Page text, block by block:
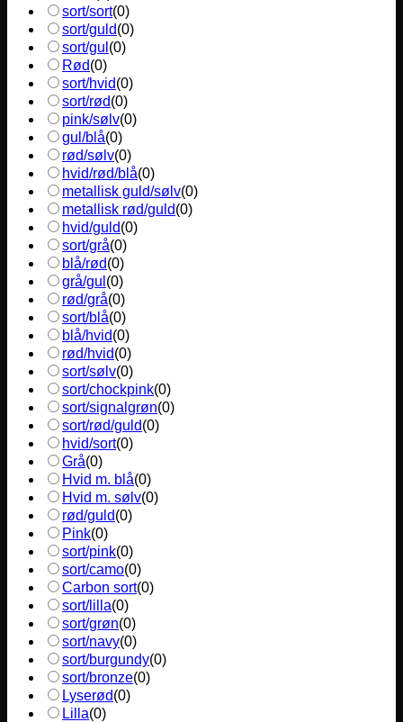
sort/sort(0)
sort/guld(0)
sort/gul (0)
Rød(0)
sort/hvid(0)
sort/rød(0)
pink/sølv(0)
gul/blå(0)
rød/sølv(0)
hvid/rød/blå(0)
metallisk guld/sølv(0)
metallisk rød/guld(0)
hvid/guld(0)
sort/grå(0)
blå/rød(0)
grå/gul (0)
rød/grå(0)
sort/blå(0)
blå/hvid(0)
rød/hvid(0)
sort/sølv(0)
sort/chockpink(0)
sort/signalgrøn(0)
sort/rød/guld(0)
hvid/sort(0)
Grå(0)
Hvid m. blå(0)
Hvid m. sølv(0)
rød/guld(0)
Pink(0)
sort/pink(0)
sort/camo(0)
Carbon sort(0)
sort/lilla(0)
sort/grøn(0)
sort/navy(0)
sort/burgundy(0)
sort/bronze(0)
Lyserød(0)
Lilla(0)